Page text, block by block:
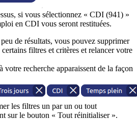
si vous sélectionnez « CDI (941) »
en CDI vous seront restituées.
de résultats, vous pouvez supprimer
filtres et critères et relancer votre
votre recherche apparaissent de la façon
les filtres un par un ou tout
sur le bouton « Tout réinitialiser ».